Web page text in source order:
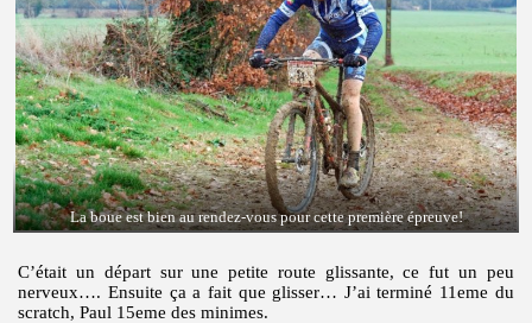
La boue est bien au rendez-vous pour cette première épreuve!
C’était un départ sur une petite route glissante, ce fut un peu
nerveux…. Ensuite ça a fait que glisser… J’ai terminé 11eme du
scratch, Paul 15eme des minimes.